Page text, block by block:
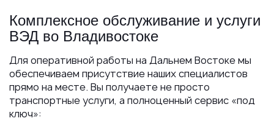
Комплексное обслуживание и услуги
ВЭД во Владивостоке
Для оперативной работы на Дальнем Востоке мы
обеспечиваем присутствие наших специалистов
прямо на месте. Вы получаете не просто
транспортные услуги, а полноценный сервис «под
ключ»: